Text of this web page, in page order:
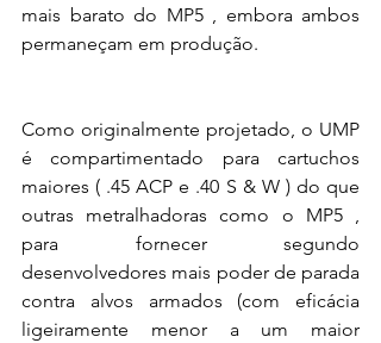
mais barato do MP5 , embora ambos
permaneçam em produção.
Como originalmente projetado, o UMP
é compartimentado para cartuchos
maiores ( .45 ACP e .40 S & W ) do que
outras metralhadoras como o MP5 ,
para fornecer segundo
desenvolvedores mais poder de parada
contra alvos armados (com eficácia
ligeiramente menor a um maior